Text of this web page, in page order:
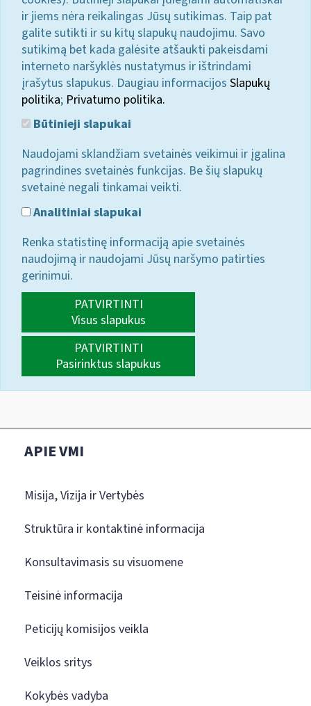
ir jiems nėra reikalingas Jūsų sutikimas. Taip pat
galite sutikti ir su kitų slapukų naudojimu. Savo
sutikimą bet kada galėsite atšaukti pakeisdami
interneto naršyklės nustatymus ir ištrindami
įrašytus slapukus. Daugiau informacijos Slapukų
politika; Privatumo politika.
Būtinieji slapukai
Naudojami sklandžiam svetainės veikimui ir įgalina
pagrindines svetainės funkcijas. Be šių slapukų
svetainė negali tinkamai veikti.
Analitiniai slapukai
Renka statistinę informaciją apie svetainės
naudojimą ir naudojami Jūsų naršymo patirties
gerinimui.
PATVIRTINTI
Visus slapukus
PATVIRTINTI
Pasirinktus slapukus
APIE VMI
Misija, Vizija ir Vertybės
Struktūra ir kontaktinė informacija
Konsultavimasis su visuomene
Teisinė informacija
Peticijų komisijos veikla
Veiklos sritys
Kokybės vadyba